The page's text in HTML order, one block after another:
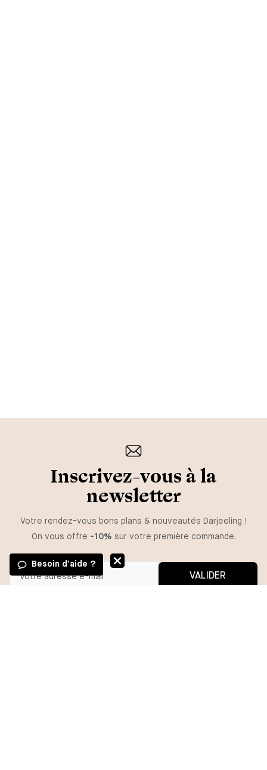
Inscrivez-vous à la
newsletter
Votre rendez-vous bons plans & nouveautés Darjeeling !
On vous offre -10% sur votre première commande.
VALIDER
Besoin d'aide ?